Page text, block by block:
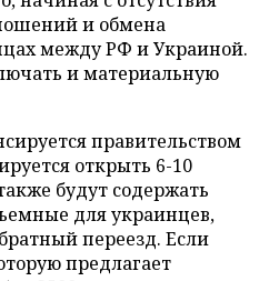
и обмена
между РФ и Украиной.
и материальную
правительством
открыть 6-10
будут содержать
для украинцев,
переезд. Если
предлагает